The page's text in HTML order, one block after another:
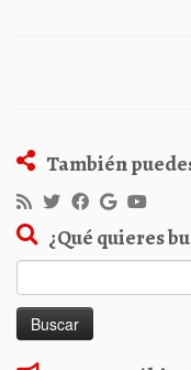
También
¿Qué quieres